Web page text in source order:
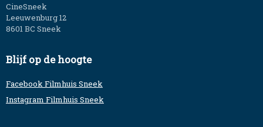
CineSneek
Leeuwenburg 12
8601 BC Sneek
Blijf op de hoogte
Facebook Filmhuis Sneek
Instagram Filmhuis Sneek